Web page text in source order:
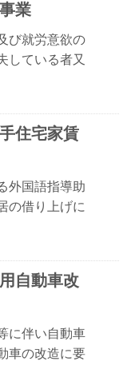
業
び就労意欲の
している者又
住宅家賃
外国語指導助
の借り上げに
自動車改
に伴い自動車
車の改造に要